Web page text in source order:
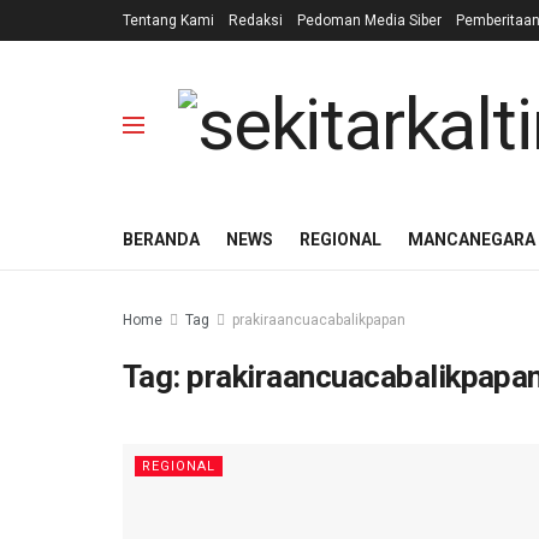
Tentang Kami Redaksi Pedoman Media Siber
BERANDA NEWS REGIONAL MANCANEGARA
Home Tag prakiraancuacabalikpapan
Tag:
REGIONAL